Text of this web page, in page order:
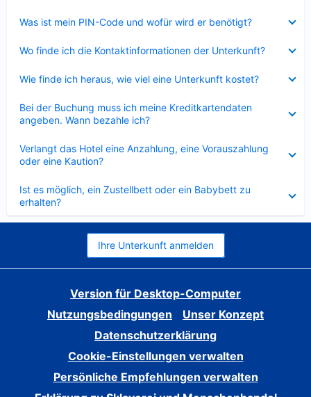
Was ist mein PIN-Code und wofür wird er benötigt?
Wo finde ich die Kontaktinformationen der Unterkunft?
Wie finde ich heraus, wie viel eine Unterkunft kostet?
Bei der Buchung muss ich meine Kreditkartendaten
angeben. Wann bezahle ich?
Verlangt das Hotel eine Anzahlung, eine Vorauszahlung
oder eine Kaution?
Ist es möglich, ein Zustellbett oder ein Babybett zu
erhalten?
Ihre Unterkunft anmelden
Version für Desktop-Computer
Nutzungsbedingungen
Unser Konzept
Datenschutzerklärung
Cookie-Einstellungen verwalten
Persönliche Empfehlungen verwalten